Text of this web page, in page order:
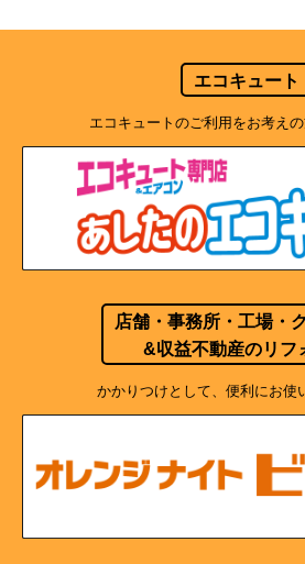
エコキュート
エコキュートのご利用をお考え
店舗・事務所・工場・
&収益不動産のリフ
かかりつけとして、便利にお使